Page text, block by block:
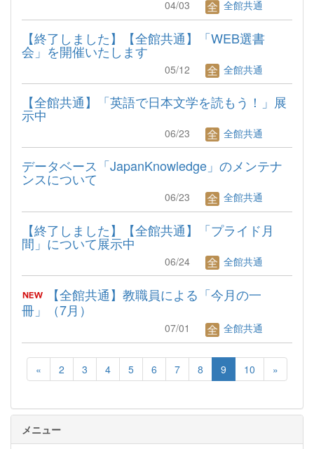
04/03 全館共通
【終了しました】【全館共通】「WEB選書
会」を開催いたします
05/12 全館共通
【全館共通】「英語で日本文学を読もう！」展
示中
06/23 全館共通
データベース「JapanKnowledge」のメンテナ
ンスについて
06/23 全館共通
【終了しました】【全館共通】「プライド月
間」について展示中
06/24 全館共通
【全館共通】教職員による「今月の一
冊」（7月）
07/01 全館共通
« 2 3 4 5 6 7 8 9 10 »
メニュー